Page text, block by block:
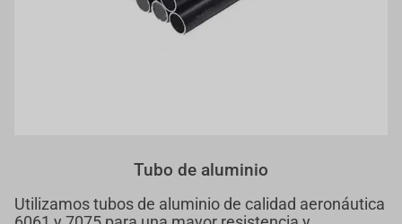
Tubo de aluminio
Utilizamos tubos de aluminio de calidad aeronáutica